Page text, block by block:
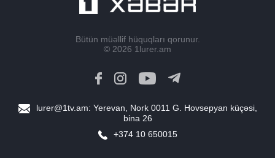
Bütün müəllif hüquqları qorunur.
© 2026 1lurer.am
lurer@1tv.am: Yerevan, Nork 0011 G. Hovsepyan küçəsi,
bina 26
+374 10 650015